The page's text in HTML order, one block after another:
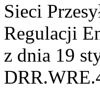
Sieci
Regulacji
z dnia 19